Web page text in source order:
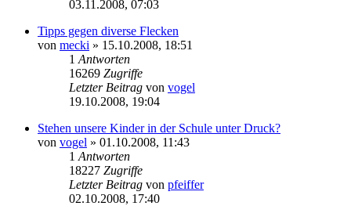
03.11.2008, 07:03
Tipps gegen diverse Flecken
von mecki » 15.10.2008, 18:51
1 Antworten
16269 Zugriffe
Letzter Beitrag von vogel
19.10.2008, 19:04
Stehen unsere Kinder in der Schule unter Druck?
von vogel » 01.10.2008, 11:43
1 Antworten
18227 Zugriffe
Letzter Beitrag von pfeiffer
02.10.2008, 17:40